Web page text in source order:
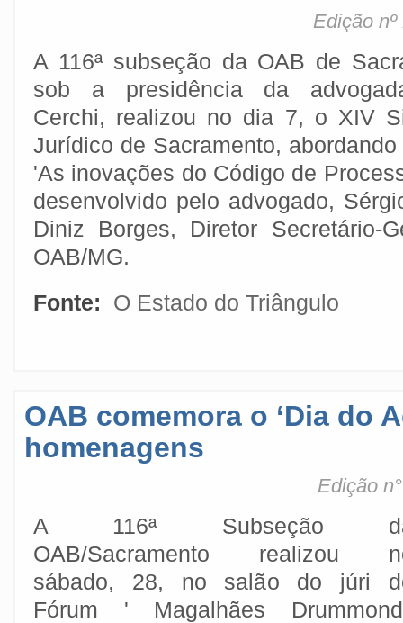
Edição
A 116ª subseção da OAB de
sob a presidência da
Cerchi, realizou no dia 7, o XIV
Jurídico de Sacramento,
'As inovações do Código de
desenvolvido pelo advogado,
Diniz Borges, Diretor Secretário-
OAB/MG.
Fonte:
O Estado do Triângulo
OAB comemora o ‘Dia do
homenagens
Edição
A 116ª Subseção
OAB/Sacramento realizou
sábado, 28, no salão do júri
Fórum ' Magalhães